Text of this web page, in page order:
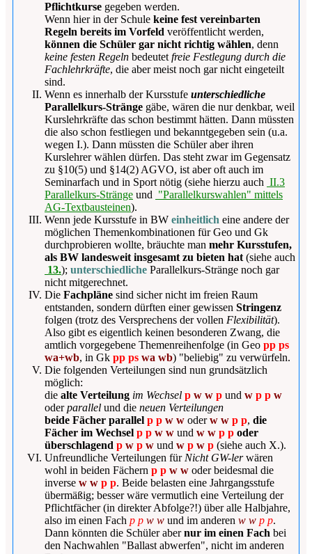
Pflichtkurse gegeben werden.
Wenn hier in der Schule keine fest vereinbarten
Regeln bereits im Vorfeld veröffentlicht werden,
können die Schüler gar nicht richtig wählen, denn
keine festen Regeln bedeutet freie Festlegung durch die
Fachlehrkräfte, die aber meist noch gar nicht eingeteilt
sind.
Wenn es innerhalb der Kursstufe unterschiedliche
Parallelkurs-Stränge gäbe, wären die nur denkbar, weil
Kurslehrkräfte das schon bestimmt hätten. Dann müssten
die also schon festliegen und bekanntgegeben sein (u.a.
wegen I.). Dann müssten die Schüler aber ihren
Kurslehrer wählen dürfen. Das steht zwar im Gegensatz
zu §10(5) und §14(2) AGVO, ist aber oft auch im
Seminarfach und in Sport nötig (siehe hierzu auch II.3
Parallelkurs-Stränge und "Parallelkurswahlen" mittels
AG-Textbausteinen).
Wenn jede Kursstufe in BW einheitlich eine andere der
möglichen Themenkombinationen für Geo und Gk
durchprobieren wollte, bräuchte man mehr Kursstufen,
als BW landesweit insgesamt zu bieten hat (siehe auch
13.); unterschiedliche Parallelkurs-Stränge noch gar
nicht mitgerechnet.
Die Fachpläne sind sicher nicht im freien Raum
entstanden, sondern dürften einer gewissen Stringenz
folgen (trotz des Versprechens der vollen Flexibilität).
Also gibt es eigentlich keinen besonderen Zwang, die
amtlich vorgegebene Themenreihenfolge (in Geo pp ps
wa+wb, in Gk pp ps wa wb) "beliebig" zu verwürfeln.
Die folgenden Verteilungen sind nun grundsätzlich
möglich:
die alte Verteilung im Wechsel p w w p und w p p w
oderparallel und die neuen Verteilungen
beide Fächer parallel p p w w oderw w p p, die
Fächer im Wechsel p p w w und w w p p oder
überschlagend p w p w und w p w p (siehe auch X.).
Unfreundliche Verteilungen für Nicht GW-lerwären
wohl in beiden Fächern p p w w oder beidesmal die
inverse w w p p. Beide belasten eine Jahrgangsstufe
übermäßig; besser wäre vermutlich eine Verteilung der
Pflichtfächer (in direkter Abfolge?!) über alle Halbjahre,
also im einen Fach p p w w und im anderen w w p p.
Dann könnten die Schüler abernur im einen Fach bei
den Nachwahlen "Ballast abwerfen", nicht im anderen